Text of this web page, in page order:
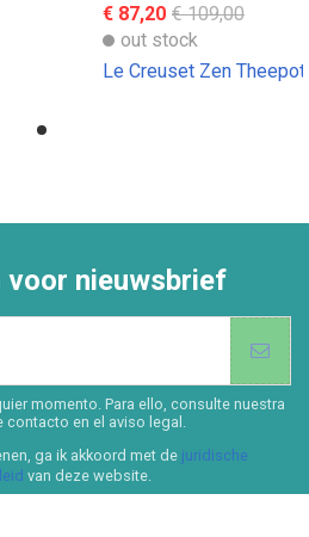
€ 87,20 € 109,00
out stock
Le Creuset Zen Theepot
voor nieuwsbrief
momento. Para ello, consulte nuestra
contacto en el aviso legal.
ga ik akkoord met de juridische
van deze website.